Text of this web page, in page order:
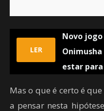
LER
Novo jogo
Onimusha
estar
Mas o que é certo é
a pensar nesta